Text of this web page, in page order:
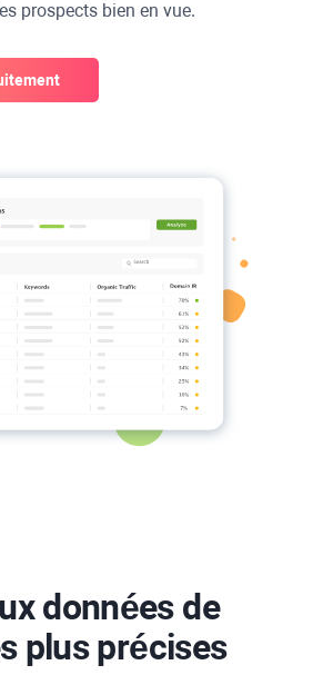
prospects bien en vue.
données de
plus précises